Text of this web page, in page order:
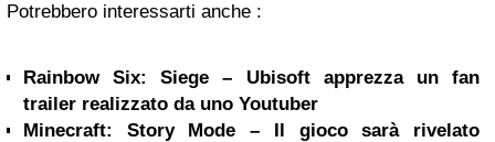
Potrebbero interessarti anche :
Rainbow Six: Siege – Ubisoft apprezza un fan
trailer realizzato da uno Youtuber
Minecraft: Story Mode – Il gioco sarà rivelato